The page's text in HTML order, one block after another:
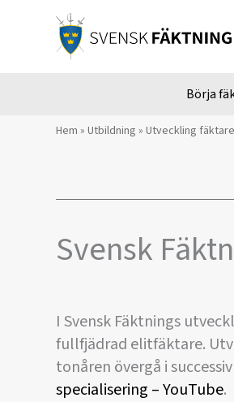
Börja
Hem » Utbildning » Utveckling
Svensk
I Svensk Fäktnings
fullfjädrad elitfäktare.
tonåren övergå i
specialisering – YouTube.